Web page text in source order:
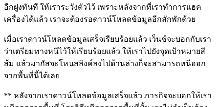
อีกฝูงทันที ให้เราระวังตัวไว้ เพราะหลังจากที่เราทำการแฮค
เครื่องได้แล้ว เราจะต้องรอดาวน์โหลดข้อมูลอีกสักพักด้วย
เมื่อเราดาวน์โหลดข้อมูลเสร็จเรียบร้อยแล้ว เว็นช์จะบอกกับเรา
ว่าเตรียมทางหนีไว้ให้เรียบร้อยแล้ว ให้เราไปยังจุดเป้าหมายสี
ส้ม แล้วมากัสจะโหนสลิงค์ลงไปด้านล่างก็จะสามารถหนีออก
จากพื้นที่นี้ได้เลย
** หลังจากเราดาวน์โหลดข้อมูลเสร็จแล้ว ภารกิจจะบอกให้เรา